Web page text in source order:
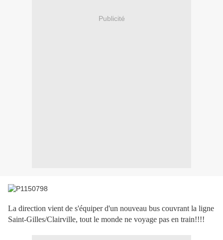
Publicité
La direction vient de s'équiper d'un nouveau bus couvrant la ligne
Saint-Gilles/Clairville, tout le monde ne voyage pas en train!!!!